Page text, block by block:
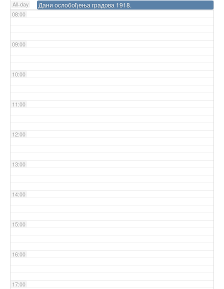
All-day Дани ослобођења градова 1918.
08:00
09:00
10:00
11:00
12:00
13:00
14:00
15:00
16:00
17:00